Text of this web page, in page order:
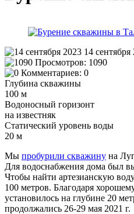
14 сентября
Просмотров: 1090
Комментариев: 0
Глубина скважины
100 м
Водоносный горизонт
на известняк
Статический уровень воды
20 м
Мы пробурили скважину на
Для водоснабжения дома был
Чтобы найти артезианскую
100 метров. Благодаря
установилось на глубине 20
продолжались 26-29 мая 2021 г.